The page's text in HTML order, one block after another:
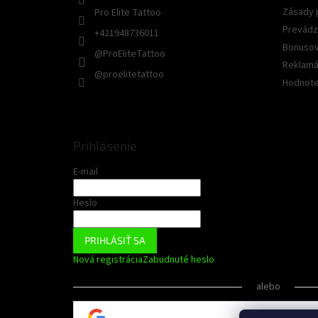
Pro Elite Tattoo
+421948736011
@ProEliteTattoo
@proelitetattoo
Zásady
Prihlásenie
E-mail
Heslo
PRIHLÁSIŤ SA
Nová registráciaZabudnuté heslo
alebo